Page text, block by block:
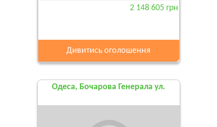
2 148 605 грн
Дивитись оголошення
Одеса, Бочарова Генерала ул.